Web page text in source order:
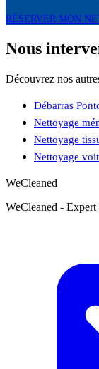
RÉSERVER MON
Nous
Découvrez nos
Débarras
Nettoyage
Nettoyage
Nettoyage
WeCleaned
WeCleaned -